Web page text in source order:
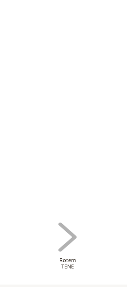
Rotem
TENE